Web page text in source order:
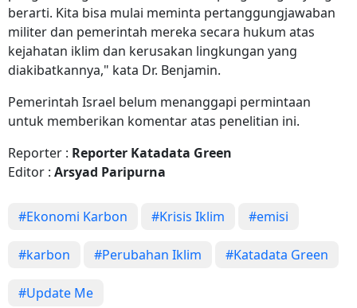
berarti. Kita bisa mulai meminta pertanggungjawaban
militer dan pemerintah mereka secara hukum atas
kejahatan iklim dan kerusakan lingkungan yang
diakibatkannya," kata Dr. Benjamin.
Pemerintah Israel belum menanggapi permintaan
untuk memberikan komentar atas penelitian ini.
Reporter : Reporter Katadata Green
Editor : Arsyad Paripurna
#Ekonomi Karbon #Krisis Iklim #emisi
#karbon #Perubahan Iklim #Katadata Green
#Update Me